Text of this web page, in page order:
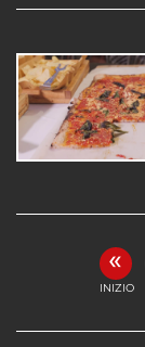
«
INIZIO